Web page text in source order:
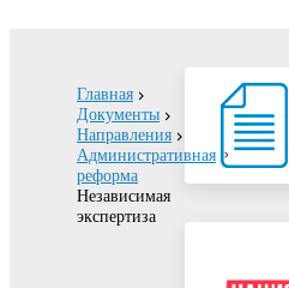
Главная
Документы
Направления
Административная
реформа
Независимая
экспертиза